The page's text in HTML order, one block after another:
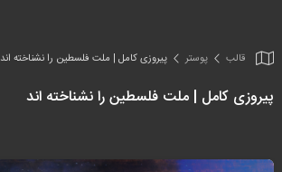
قالب پوستر پیروزی کامل | ملت فلسطین را نشناخته اند
پیروزی کامل | ملت فلسطین را نشناخته اند